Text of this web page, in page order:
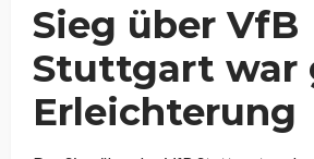
Sieg über VfB
Stuttgart war
Erleichterung